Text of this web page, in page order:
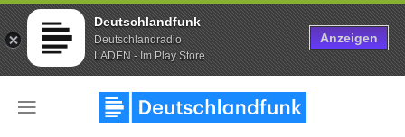
Deutschlandfunk
Deutschlandradio
LADEN - Im Play Store
Anzeigen
Close